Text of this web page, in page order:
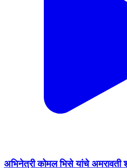
अभिनेत्री कोमल भिसे यांचे अमरावती